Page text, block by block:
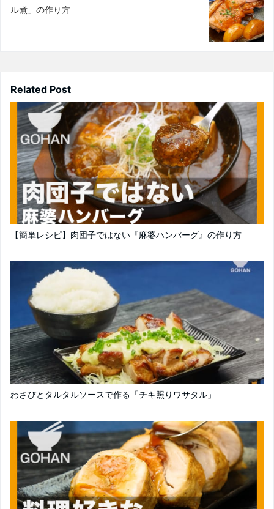
ル煮」の作り方
Related Post
【簡単レシピ】肉団子ではない『麻婆ハンバーグ』の作り方
わさびとタルタルソースで作る「チキ照りワサタル」